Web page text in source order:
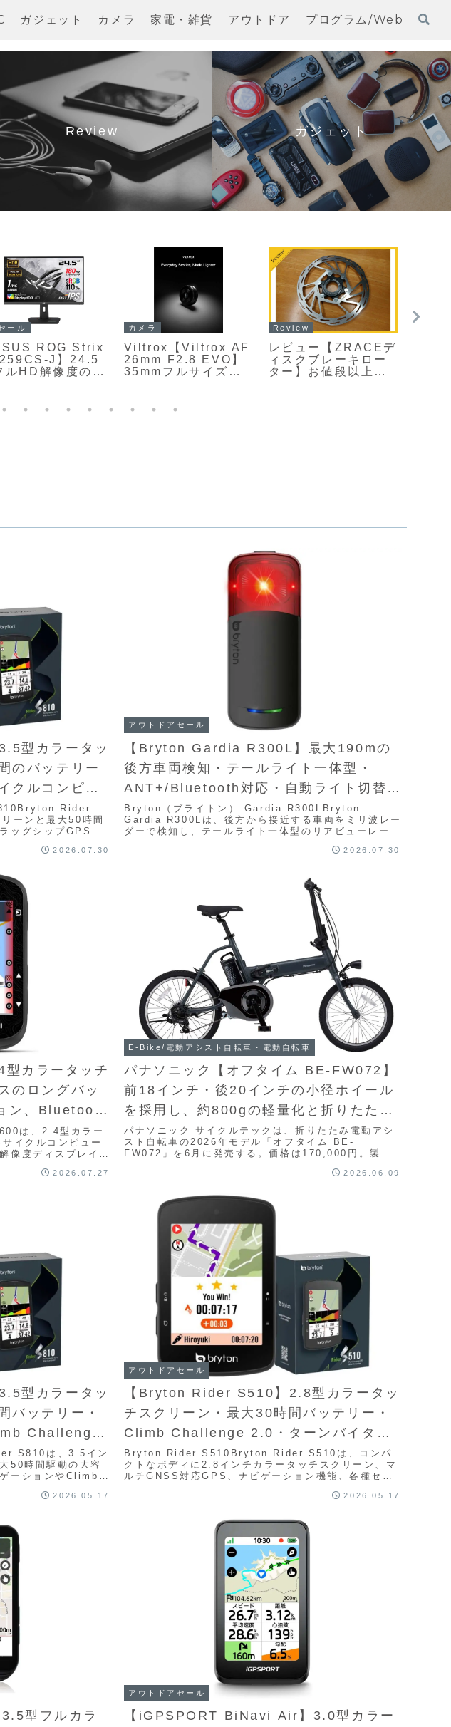
ガジェット カメラ 家電・雑貨 アウトドア プログラム/Web
Review ガジェット
ール
ROG Strix
J】24.5
ルHD解像度の
フレッシュレー
カメラ
Viltrox【Viltrox AF
26mm F2.8 EVO】
35mmフルサイズ対
けに設計された、薄
Review
レビュー【ZRACEデ
ィスクブレーキロー
ター】お値段以上、
型カラータッ
のバッテリー
クルコンピュ
の36,960
Rider
ーンと最大50時間
ッグシップGPSサ
2026.07.30
アウトドアセール
【Bryton Gardia R300L】最大190mの
後方車両検知・テールライト一体型・
ANT+/Bluetooth対応・自動ライト切替・
ブレーキランプ機能を備えたリアビュー
レーダーがAmazonにて40%OFFの
Bryton（ブライトン） Gardia R300LBryton
Gardia R300Lは、後方から接近する車両をミリ波レー
ダーで検知し、テールライト一体型のリアビューレーダ
2026.07.30
カラータッチ
のロングバッ
ン、Bluetooth
どを備えなが
ンピューター
13,676円
は、2.4型カラー
イクルコンピュー
像度ディスプレイ、
2026.07.27
E-Bike/電動アシスト自転車・電動自転車
パナソニック【オフタイム BE-FW072】
前18インチ・後20インチの小径ホイール
を採用し、約800gの軽量化と折りたたみ
レバーの改良により、携帯性と利便性を
さらに高めた折りたたみ電動アシスト自
パナソニック サイクルテックは、折りたたみ電動アシ
スト自転車の2026年モデル「オフタイム BE-
FW072」を6月に発売する。価格は170,000円。製品
2026.06.09
型カラータッ
バッテリー・
Challenge
サイクルコン
17%OFFの
S810は、3.5イン
50時間駆動の大容
ーションやClimb
2026.05.17
アウトドアセール
【Bryton Rider S510】2.8型カラータッ
チスクリーン・最大30時間バッテリー・
Climb Challenge 2.0・ターンバイター
ンナビ・Bluetooth/ANT+対応を備えた
GPSサイクルコンピューターがAmazon
Bryton Rider S510Bryton Rider S510は、コンパ
クトなボディに2.8インチカラータッチスクリーン、マ
ルチGNSS対応GPS、ナビゲーション機能、各種セン
2026.05.17
型フルカラ
アウトドアセール
【iGPSPORT BiNavi Air】3.0型カラー